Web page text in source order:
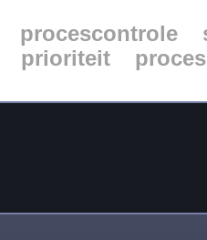
procescontrole
prioriteit